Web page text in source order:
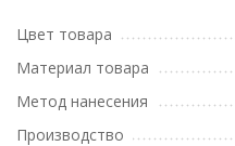
Цвет товара
Материал товара
Метод нанесения
Производство